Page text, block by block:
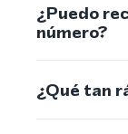
¿Puedo
número?
¿Qué tan